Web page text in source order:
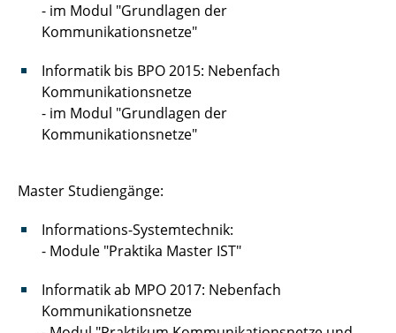
- im Modul "Grundlagen der
Kommunikationsnetze"
Informatik bis BPO 2015: Nebenfach
Kommunikationsnetze
- im Modul "Grundlagen der
Kommunikationsnetze"
Master Studiengänge:
Informations-Systemtechnik:
- Module "Praktika Master IST"
Informatik ab MPO 2017: Nebenfach
Kommunikationsnetze